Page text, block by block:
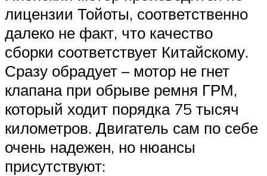
лицензии Тойоты, соответственно
далеко не факт, что качество
сборки соответствует Китайскому.
Сразу обрадует – мотор не гнет
клапана при обрыве ремня ГРМ,
который ходит порядка 75 тысяч
километров. Двигатель сам по себе
очень надежен, но нюансы
присутствуют: